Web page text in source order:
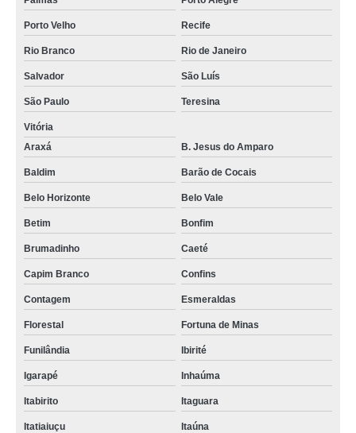
Porto Velho Recife
Rio Branco Rio de Janeiro
Salvador São Luís
São Paulo Teresina
Vitória
Araxá
B. Jesus do Amparo
Baldim Barão de Cocais
Belo Horizonte Belo Vale
Betim Bonfim
Brumadinho Caeté
Capim Branco Confins
Contagem Esmeraldas
Florestal Fortuna de Minas
Funilândia Ibirité
Igarapé Inhaúma
Itabirito Itaguara
Itatiaiuçu Itaúna